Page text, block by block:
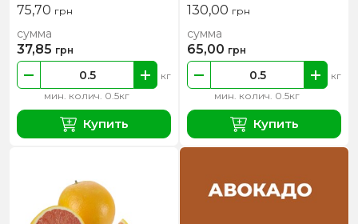
75,70 грн
мин. колич. 0.5кг
кг
сумма
37,85 грн
Купить
130,00 грн
мин. колич. 0.5кг
кг
сумма
65,00 грн
Купить